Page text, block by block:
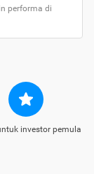
performa di
investor pemula